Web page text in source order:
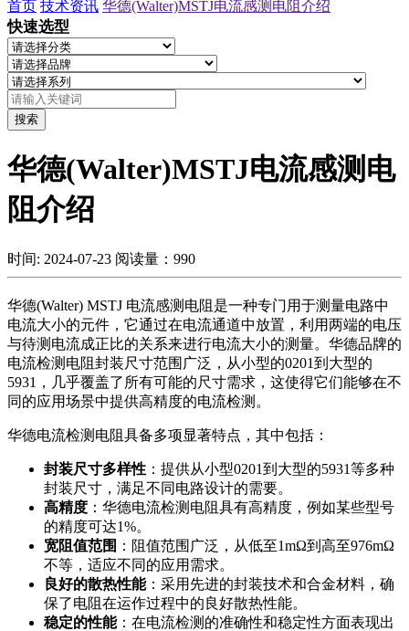
首页 技术资讯 华德(Walter)MSTJ电流感测电阻介绍
快速选型
搜索
华德(Walter)MSTJ电流感测电
阻介绍
时间: 2024-07-23 阅读量：990
华德(Walter) MSTJ 电流感测电阻是一种专门用于测量电路中
电流大小的元件，它通过在电流通道中放置，利用两端的电压
与待测电流成正比的关系来进行电流大小的测量。华德品牌的
电流检测电阻封装尺寸范围广泛，从小型的0201到大型的
5931，几乎覆盖了所有可能的尺寸需求，这使得它们能够在不
同的应用场景中提供高精度的电流检测。
华德电流检测电阻具备多项显著特点，其中包括：
封装尺寸多样性 ：提供从小型0201到大型的5931等多种
封装尺寸，满足不同电路设计的需要。
高精度 ：华德电流检测电阻具有高精度，例如某些型号
的精度可达1%。
宽阻值范围 ：阻值范围广泛，从低至1mΩ到高至976mΩ
不等，适应不同的应用需求。
良好的散热性能：采用先进的封装技术和合金材料，确
保了电阻在运作过程中的良好散热性能。
稳定的性能：在电流检测的准确性和稳定性方面表现出